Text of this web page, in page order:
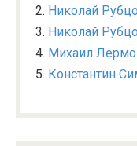
Николай
Николай
Михаил
Константин